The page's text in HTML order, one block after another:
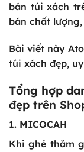
bán túi xách
bán chất
Bài viết này
túi xách đẹp,
Tổng hợp
đẹp trên
1. MICOCAH
Khi ghé thăm